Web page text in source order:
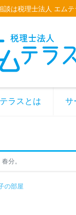
は税理士法人 エムテ
ラスとは サ
春分。
の部屋